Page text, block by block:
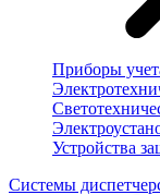
Приборы
Устройства
Системы